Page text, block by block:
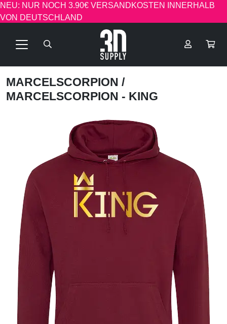
NEU: NUR NOCH 3.90€ VERSANDKOSTEN INNERHALB
VON DEUTSCHLAND
MARCELSCORPION /
MARCELSCORPION - KING